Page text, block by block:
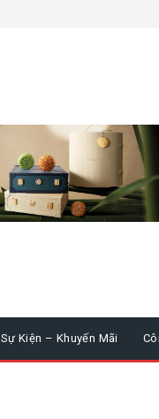
Sự Kiện – Khuyến Mãi